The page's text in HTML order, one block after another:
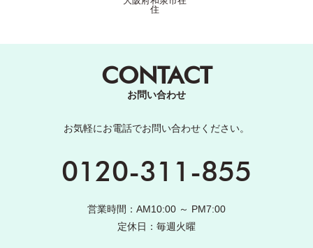
住
CONTACT
お問い合わせ
お気軽にお電話でお問い合わせください。
0120-311-855
営業時間：AM10:00 ～ PM7:00
定休日：毎週火曜